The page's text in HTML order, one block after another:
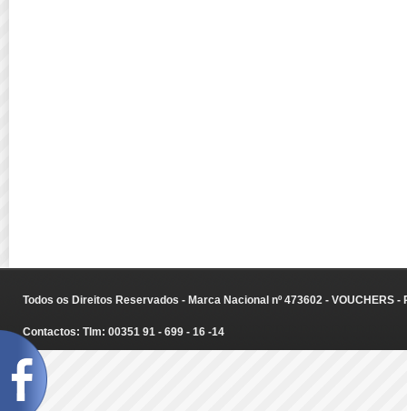
Todos os Direitos Reservados - Marca Nacional nº 473602 - VOUCHERS
Contactos: Tlm: 00351 91 - 699 - 16 -14